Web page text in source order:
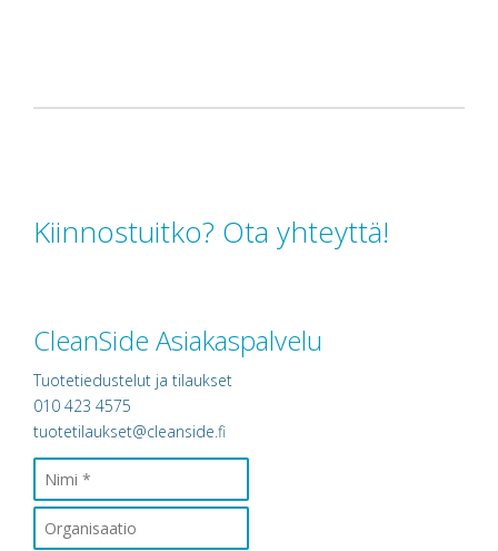
Kiinnostuitko? Ota yhteyttä!
CleanSide Asiakaspalvelu
Tuotetiedustelut ja tilaukset
010 423 4575
tuotetilaukset@cleanside.fi